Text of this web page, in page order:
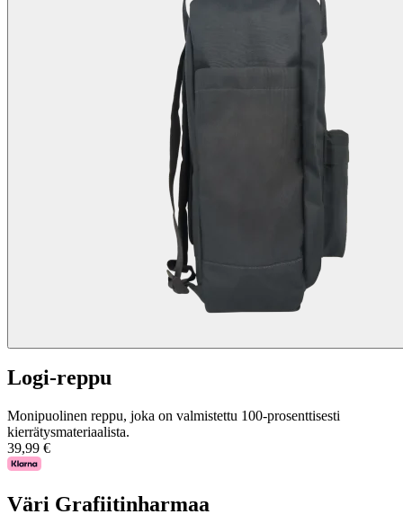
Logi-reppu
Monipuolinen reppu, joka on valmistettu 100-prosenttisesti
kierrätysmateriaalista.
39,99 €
Väri Grafiitinharmaa